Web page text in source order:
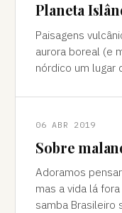
Planeta
Paisagens
aurora boreal (e
nórdico um lugar de
06 ABR 2019
Sobre
Adoramos
mas a vida lá
samba Brasileiro se acha muito malandro, mas